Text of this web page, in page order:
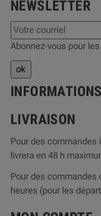
NEWSLETTER
Abonnez-vous pour
INFORMATIONS
LIVRAISON
Pour des commandes
livrera en 48 h
Pour des commandes
heures (pour les